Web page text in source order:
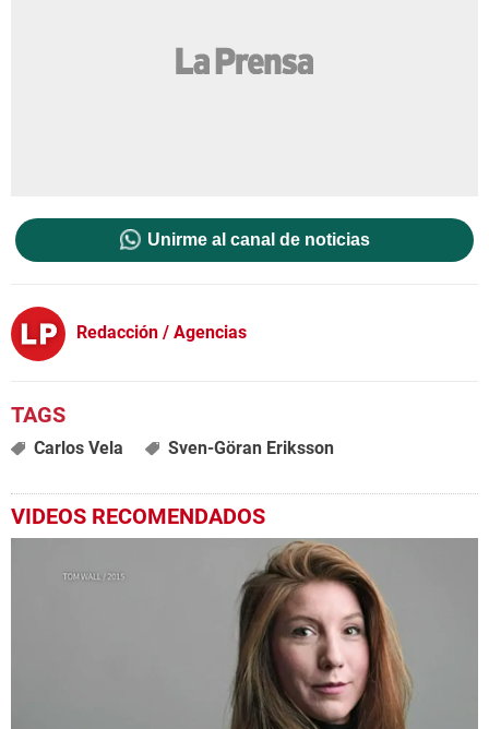
Unirme al canal de noticias
Redacción / Agencias
Carlos Vela Sven-Göran Eriksson
VIDEOS RECOMENDADOS